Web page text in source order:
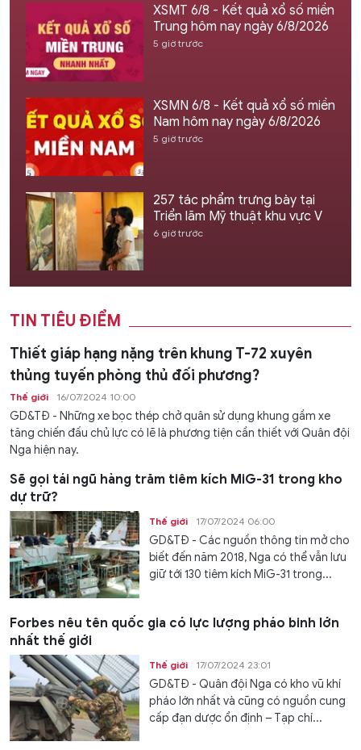
XSMT 6/8 - Kết quả xổ số miền
Trung hôm nay ngày 6/8/2026
5 giờ trước
XSMN 6/8 - Kết quả xổ số miền
Nam hôm nay ngày 6/8/2026
5 giờ trước
257 tác phẩm trưng bày tại
Triển lãm Mỹ thuật khu vực V
6 giờ trước
TIN TIÊU ĐIỂM
Thiết giáp hạng nặng trên khung T-72 xuyên
thủng tuyến phòng thủ đối phương?
Thế giới 16/07/2024 10:00
GD&TĐ - Những xe bọc thép chở quân sử dụng khung gầm xe
tăng chiến đấu chủ lực có lẽ là phương tiện cần thiết với Quân đội
Nga hiện nay.
Sẽ gọi tái ngũ hàng trăm tiêm kích MiG-31 trong kho
dự trữ?
Thế giới 17/07/2024 06:00
GD&TĐ - Các nguồn thông tin mở cho
biết đến năm 2018, Nga có thể vẫn lưu
giữ tới 130 tiêm kích MiG-31 trong...
Forbes nêu tên quốc gia có lực lượng pháo binh lớn
nhất thế giới
Thế giới 17/07/2024 23:01
GD&TĐ - Quân đội Nga có kho vũ khí
pháo lớn nhất và cũng có nguồn cung
cấp đạn dược ổn định – Tạp chí...